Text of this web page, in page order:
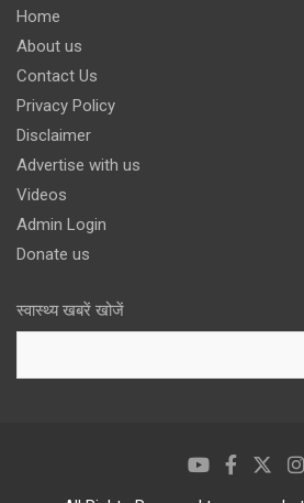
Home
About us
Contact Us
Privacy Policy
Disclaimer
Advertise with us
Videos
Admin Login
Donate us
स्वास्थ्य खबरें खोजें